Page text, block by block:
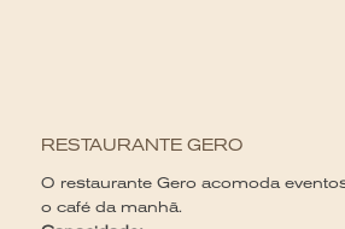
RESTAURANTE GERO
O restaurante Gero acomoda
o café da manhã.